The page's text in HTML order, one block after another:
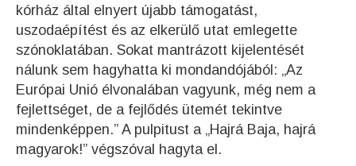
kórház által elnyert újabb támogatást,
uszodaépítést és az elkerülő utat emlegette
szónoklatában. Sokat mantrázott kijelentését
nálunk sem hagyhatta ki mondandójából: „Az
Európai Unió élvonalában vagyunk, még nem a
fejlettséget, de a fejlődés ütemét tekintve
mindenképpen.” A pulpitust a „Hajrá Baja, hajrá
magyarok!” végszóval hagyta el.